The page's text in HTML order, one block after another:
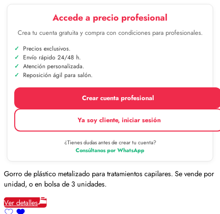
Accede a precio profesional
Crea tu cuenta gratuita y compra con condiciones para profesionales.
Precios exclusivos.
Envío rápido 24/48 h.
Atención personalizada.
Reposición ágil para salón.
Crear cuenta profesional
Ya soy cliente, iniciar sesión
¿Tienes dudas antes de crear tu cuenta?
Consúltanos por WhatsApp
Gorro de plástico metalizado para tratamientos capilares. Se vende por
unidad, o en bolsa de 3 unidades.
Ver detalles